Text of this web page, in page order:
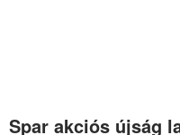
Spar akciós újság